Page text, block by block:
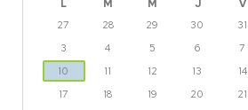
L M M J V
27
28 29 30 31
3
4 5 6 7
10
11 12 13 14
17
18 19 20 21